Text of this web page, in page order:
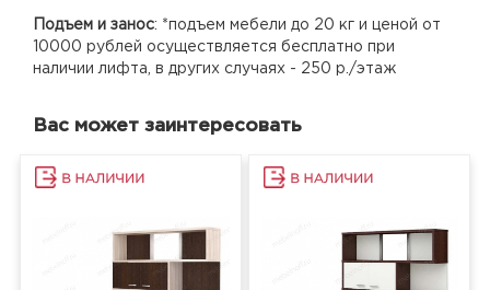
Подъем и занос: *подъем мебели до 20 кг и ценой от
10000 рублей осуществляется бесплатно при
наличии лифта, в других случаях - 250 р./этаж
Вас может заинтересовать